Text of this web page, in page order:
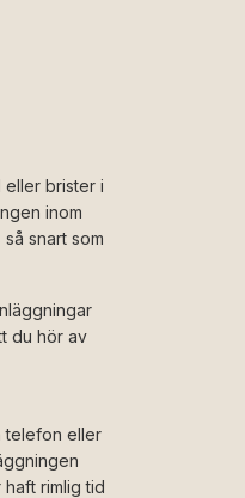
eller brister i
inom
snart som
du hör av
telefon eller
rimlig tid